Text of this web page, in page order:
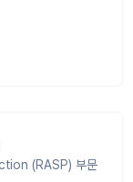
(RASP) 부문